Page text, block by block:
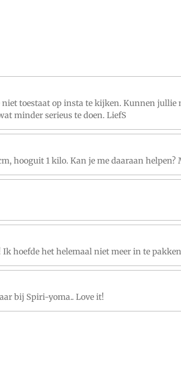
toestaat op insta te kijken. Kunnen
minder serieus te doen. LiefS
hooguit 1 kilo. Kan je me daaraan helpen?
hoefde het helemaal niet meer in te
bij Spiri-yoma.. Love it!